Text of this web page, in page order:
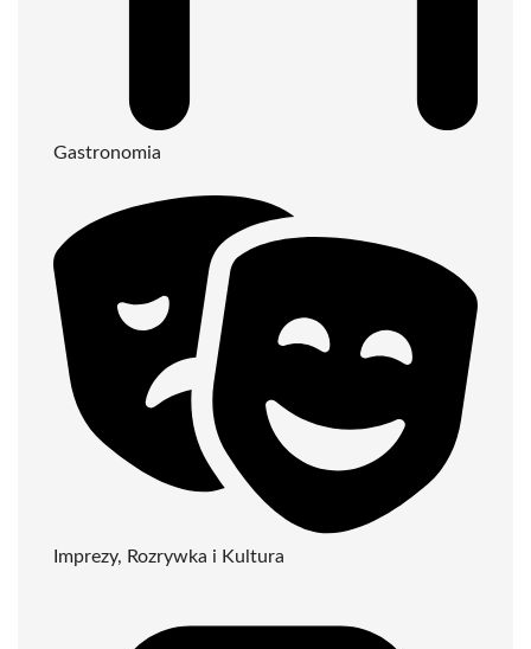
Gastronomia
Imprezy, Rozrywka i Kultura